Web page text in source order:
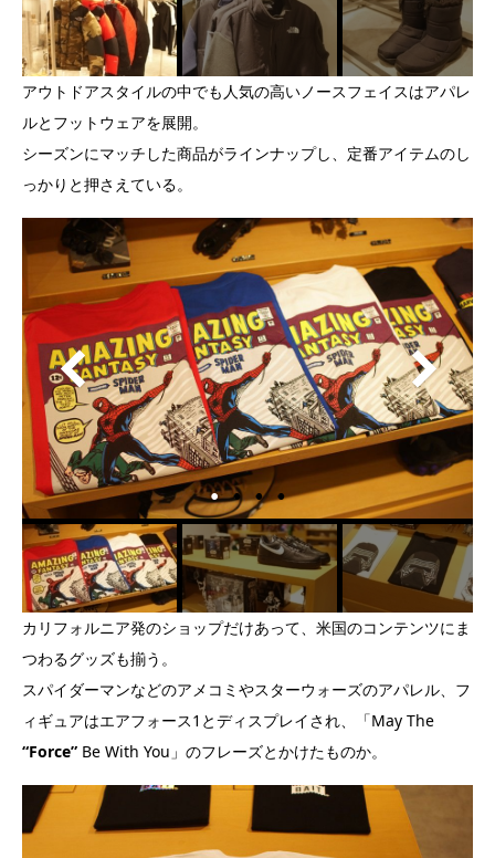
アウトドアスタイルの中でも人気の高いノースフェイスはアパレ
ルとフットウェアを展開。
シーズンにマッチした商品がラインナップし、定番アイテムのし
っかりと押さえている。
カリフォルニア発のショップだけあって、米国のコンテンツにま
つわるグッズも揃う。
スパイダーマンなどのアメコミやスターウォーズのアパレル、フ
ィギュアはエアフォース1とディスプレイされ、「May The
“Force” Be With You」のフレーズとかけたものか。